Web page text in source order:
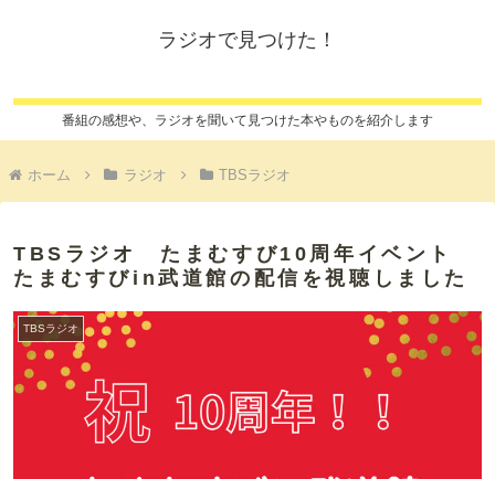
ラジオで見つけた！
番組の感想や、ラジオを聞いて見つけた本やものを紹介します
ホーム ラジオ TBSラジオ
TBSラジオ たまむすび10周年イベント
たまむすびin武道館の配信を視聴しました
TBSラジオ